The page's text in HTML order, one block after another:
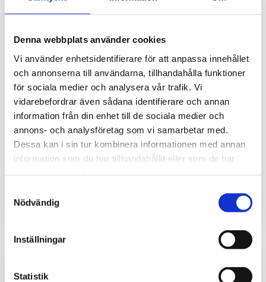
Denna webbplats använder cookies
Vi använder enhetsidentifierare för att anpassa innehållet
och annonserna till användarna, tillhandahålla funktioner
för sociala medier och analysera vår trafik. Vi
vidarebefordrar även sådana identifierare och annan
information från din enhet till de sociala medier och
annons- och analysföretag som vi samarbetar med.
Dessa kan i sin tur kombinera informationen med annan
information som du har tillhandahållit eller som de har
Nödvändig
Inställningar
Statistik
Vattenläckagedetekto
r - Flood detector 1W-
Vattenläckagedetektor
elektriskt ledande vätska
(punktdetektering) 3 meter
1 130
Vattenläckagelarm
med WiFi och PoE 4
Vattenläckagelarm med WiFi
och PoE för nätverk med
inbyggd webserver som
varnar även vid små
4 760